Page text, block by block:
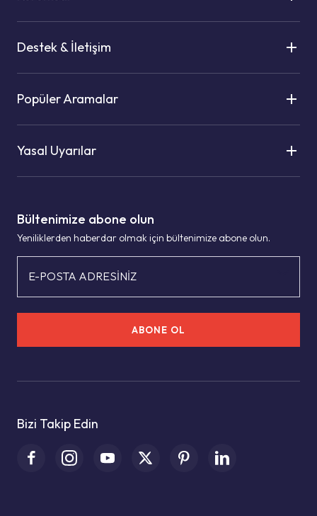
Bültenimize abone olun
Yeniliklerden haberdar olmak için bültenimize abone olun.
E-POSTA ADRESİNİZ
ABONE OL
Bizi Takip Edin
Destek & İletişim
Popüler Aramalar
Yasal Uyarılar